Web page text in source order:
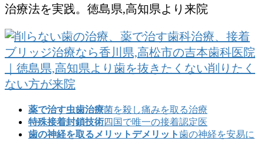
治療法を実践。徳島県,高知県より来院
薬で治す虫歯治療菌を殺し痛みを取る治療
特殊接着封鎖技術四国で唯一の接着認定医
歯の神経を取るメリットデメリット歯の神経を安易に